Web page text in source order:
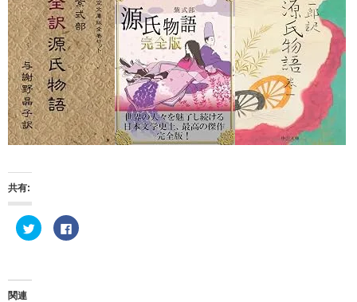
共有:
ク
リ
F
a
関連